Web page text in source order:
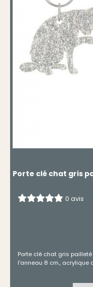
Porte clé chat gris
0 avis
Porte clé chat gris
l'anneau 8 cm., acrylique